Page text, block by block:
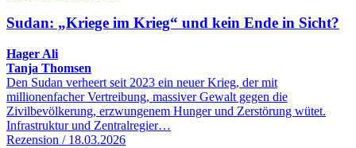
Sudan: „Kriege im Krieg“ und kein Ende in Sicht?
Hager Ali
Tanja Thomsen
Den Sudan verheert seit 2023 ein neuer Krieg, der mit
millionenfacher Vertreibung, massiver Gewalt gegen die
Zivilbevölkerung, erzwungenem Hunger und Zerstörung wütet.
Infrastruktur und Zentralregier…
Rezension / 18.03.2026